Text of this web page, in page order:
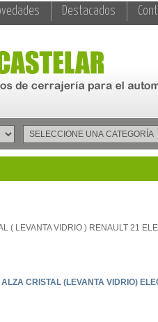
Destacados
( LEVANTA VIDRIO ) RENAULT 21
CRISTAL (LEVANTA VIDRIO)